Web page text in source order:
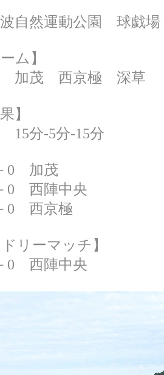
自然運動公園 球戯場
ム】
加茂 西京極 深草
】
分‐5分‐15分
0 加茂
0 西陣中央
0 西京極
ドリーマッチ】
0 西陣中央